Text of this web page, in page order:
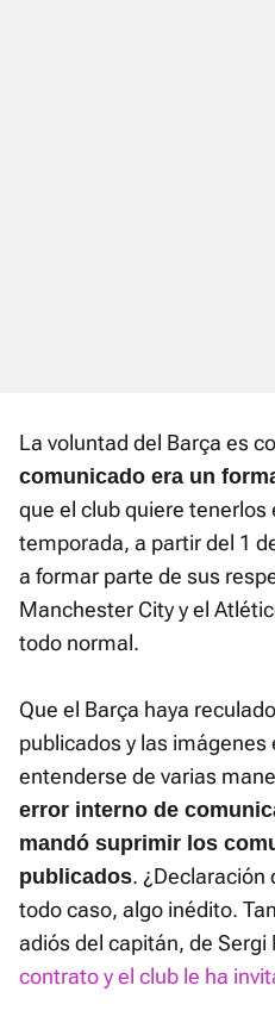
La voluntad del Barça es
comunicado era un
que el club quiere
temporada, a partir del 1
a formar parte de sus
Manchester City y el
todo normal.
Que el Barça haya
publicados y las imágenes
entenderse de varias
error interno de
mandó suprimir los
publicados. ¿Declaración
todo caso, algo inédito.
adiós del capitán, de Sergi
contrato y el club le ha